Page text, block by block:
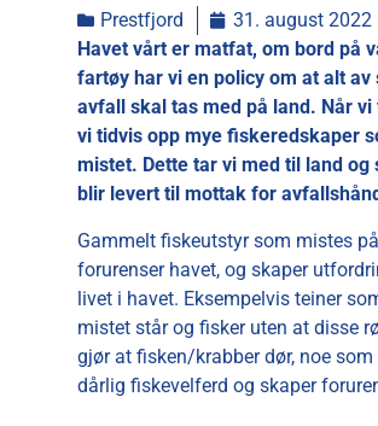
Prestfjord
31. august 2022
Havet vårt er matfat, om bord på
fartøy har vi en policy om at alt av
avfall skal tas med på land. Når
vi tidvis opp mye fiskeredskaper
mistet. Dette tar vi med til land og
blir levert til mottak for
Gammelt fiskeutstyr som mistes
forurenser havet, og skaper
livet i havet. Eksempelvis teiner
mistet står og fisker uten at disse
gjør at fisken/krabber dør, noe som
dårlig fiskevelferd og skaper